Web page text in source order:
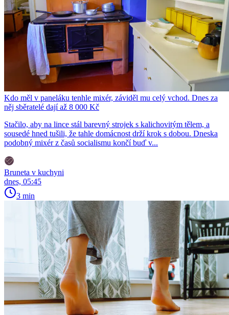
Kdo měl v paneláku tenhle mixér, záviděl mu celý vchod. Dnes za
něj sběratelé dají až 8 000 Kč
Stačilo, aby na lince stál barevný strojek s kalichovitým tělem, a
sousedé hned tušili, že tahle domácnost drží krok s dobou. Dneska
podobný mixér z časů socialismu končí buď v...
Bruneta v kuchyni
dnes, 05:45
3 min